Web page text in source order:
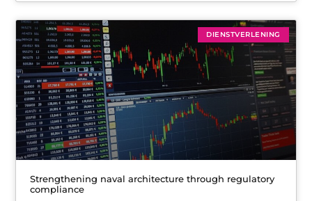
DIENSTVERLENING
Strengthening naval architecture through regulatory
compliance